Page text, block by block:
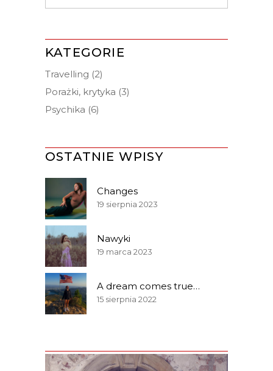
KATEGORIE
Travelling (2)
Porażki, krytyka (3)
Psychika (6)
OSTATNIE WPISY
Changes
19 sierpnia 2023
Nawyki
19 marca 2023
A dream comes true…
15 sierpnia 2022